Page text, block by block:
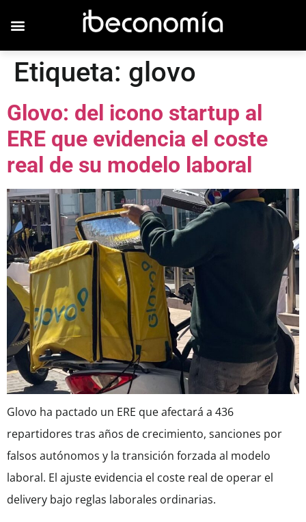
Etiqueta: glovo
Glovo: del icono startup al
ERE que evidencia el coste
real de su modelo laboral
Glovo ha pactado un ERE que afectará a 436
repartidores tras años de crecimiento, sanciones por
falsos autónomos y la transición forzada al modelo
laboral. El ajuste evidencia el coste real de operar el
delivery bajo reglas laborales ordinarias.